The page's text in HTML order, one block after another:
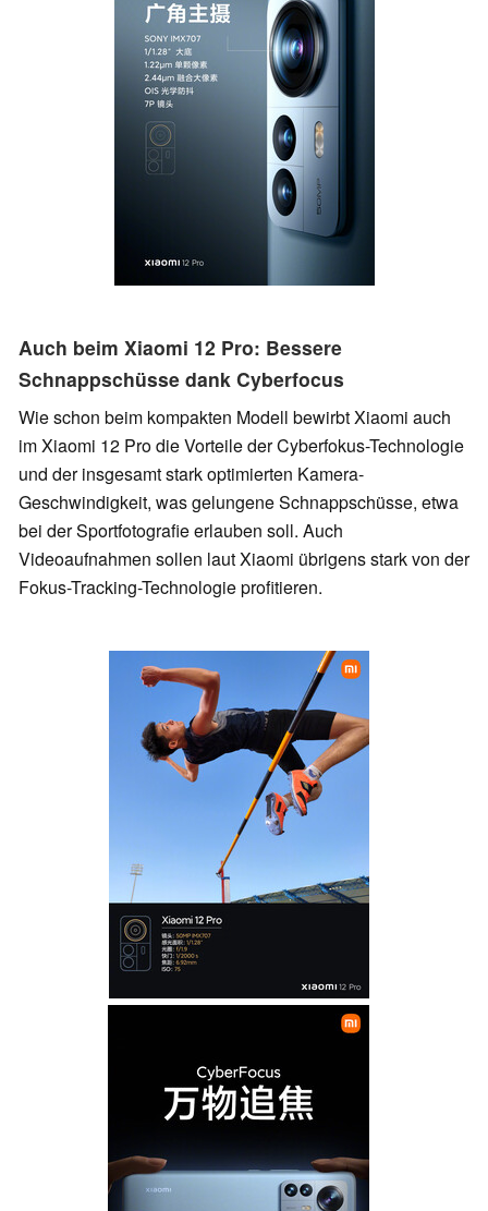
Auch beim Xiaomi 12 Pro: Bessere
Schnappschüsse dank Cyberfocus
Wie schon beim kompakten Modell bewirbt Xiaomi auch
im Xiaomi 12 Pro die Vorteile der Cyberfokus-Technologie
und der insgesamt stark optimierten Kamera-
Geschwindigkeit, was gelungene Schnappschüsse, etwa
bei der Sportfotografie erlauben soll. Auch
Videoaufnahmen sollen laut Xiaomi übrigens stark von der
Fokus-Tracking-Technologie profitieren.